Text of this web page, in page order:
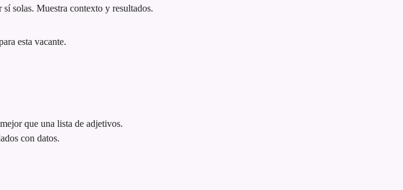
solas. Muestra contexto y resultados.
esta vacante.
que una lista de adjetivos.
con datos.